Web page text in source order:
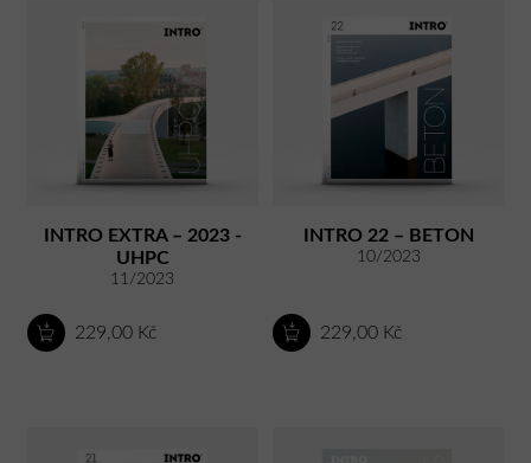
INTRO EXTRA – 2023 -
UHPC
11/2023
229,00 Kč
INTRO 22 – BETON
10/2023
229,00 Kč